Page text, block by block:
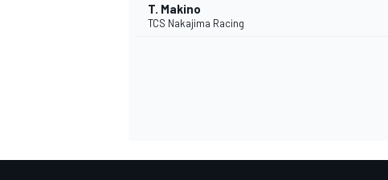
T. Makino
TCS Nakajima Racing